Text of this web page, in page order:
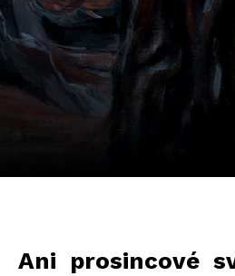
Ani prosincové